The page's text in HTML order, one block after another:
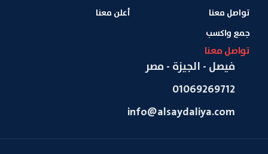
تواصل معنا
جمع واكسب
أعلن معنا
تواصل معنا
فيصل - الجيزة - مصر
01069269712
info@alsaydaliya.com